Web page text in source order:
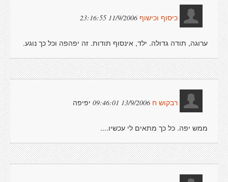
כיסוף וכישוף 11/9/2006 23:16:55
ערוגה, תודה גדולה. ילד, אינסוף תודות. זה יפהפה וכל כך נוגע.
רבקוש ח 13/9/2006 09:46:01 יפיפה
ממש יפה. כל כך מתאים לי עכשיו....